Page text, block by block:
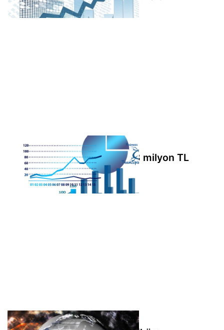
Akfen GYO'dan 6 ayda 767,8 milyon TL
FAVÖK